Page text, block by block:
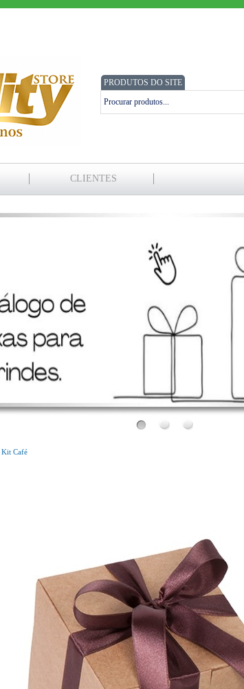
PRODUTOS DO SITE
CLIENTES
Bem Vindo!
Conheça o nosso novo site!
Kit Café